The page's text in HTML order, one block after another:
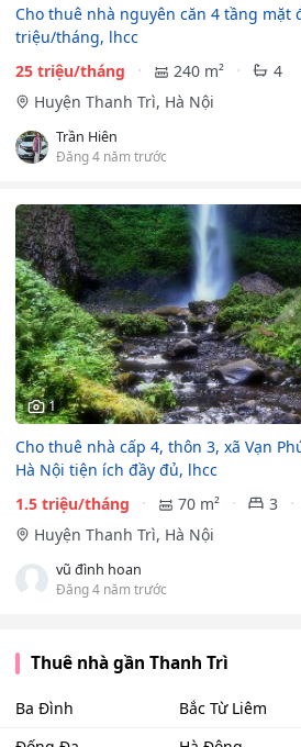
Cho thuê nhà nguyên căn 4 tầng mặt
triệu/tháng, lhcc
25 triệu/tháng
240 m²
4
Huyện Thanh Trì, Hà Nội
Trần Hiên
Đăng 4 năm trước
1
Cho thuê nhà cấp 4, thôn 3, xã Vạn
Hà Nội tiện ích đầy đủ, lhcc
1.5 triệu/tháng
70 m² 3
Huyện Thanh Trì, Hà Nội
vũ đình hoan
Đăng 4 năm trước
Thuê nhà gần Thanh Trì
Ba Đình Bắc Từ Liêm